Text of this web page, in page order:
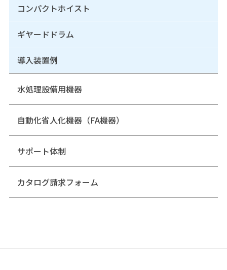
コンパクトホイスト
ギヤードドラム
導入装置例
水処理設備用機器
自動化省人化機器（FA機器）
サポート体制
カタログ請求フォーム